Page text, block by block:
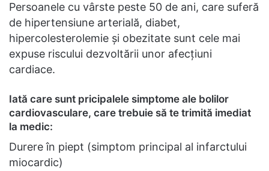
Persoanele cu vârste peste 50 de ani, care suferă
de hipertensiune arterială, diabet,
hipercolesterolemie şi obezitate sunt cele mai
expuse riscului dezvoltării unor afecţiuni
cardiace.
Iată care sunt pricipalele simptome ale bolilor
cardiovasculare, care trebuie să te trimită imediat
la medic:
Durere în piept (simptom principal al infarctului
miocardic)